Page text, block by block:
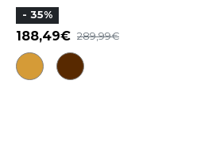
- 35%
188,49 289,99